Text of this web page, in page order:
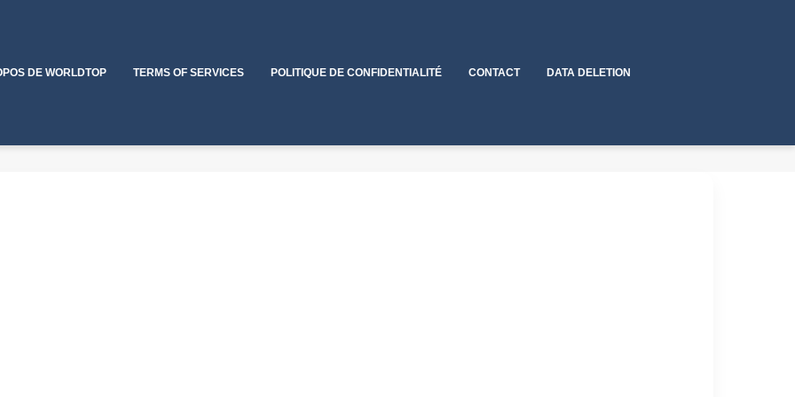
DE WORLDTOP TERMS OF SERVICES POLITIQUE DE CONFIDENTIALITÉ CONTACT DATA DELETION